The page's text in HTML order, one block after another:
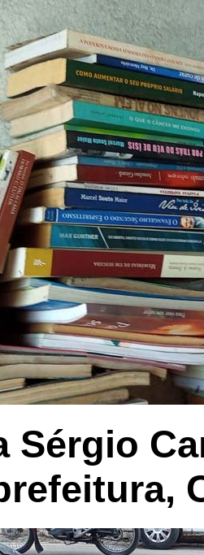
Sérgio